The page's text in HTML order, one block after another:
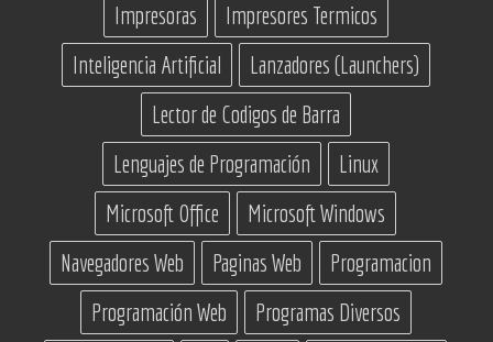
Impresoras
Impresores Termicos
Inteligencia Artificial
Lanzadores (Launchers)
Lector de Codigos de Barra
Lenguajes de Programación
Linux
Microsoft Office
Microsoft Windows
Navegadores Web
Paginas Web
Programacion
Programación Web
Programas Diversos